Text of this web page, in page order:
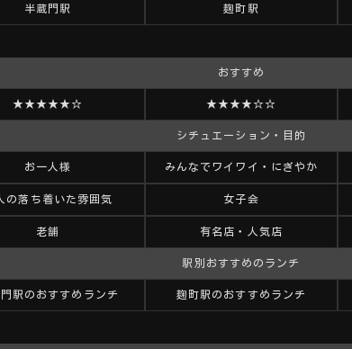
半蔵門駅 麹町駅
おすすめ
★★★★★☆ ★★★★☆☆
シチュエーション・目的
お一人様 みんなでワイワイ・にぎやか
の落ち着いた雰囲気 女子会
老舗 有名店・人気店
駅別おすすめのランチ
駅のおすすめランチ 麹町駅のおすすめランチ